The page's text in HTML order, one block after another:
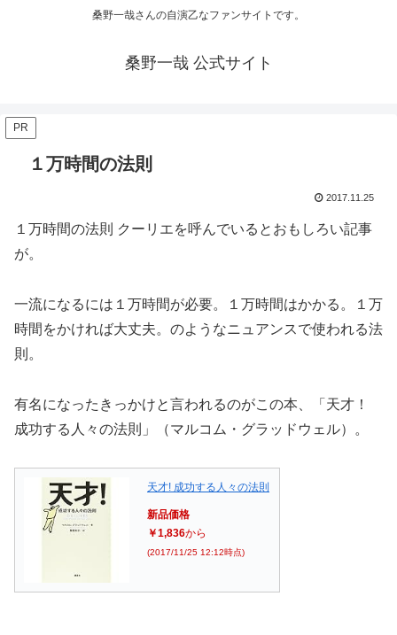
桑野一哉さんの自演乙なファンサイトです。
桑野一哉 公式サイト
PR
１万時間の法則
2017.11.25
１万時間の法則 クーリエを呼んでいるとおもしろい記事
が。
一流になるには１万時間が必要。１万時間はかかる。１万
時間をかければ大丈夫。のようなニュアンスで使われる法
則。
有名になったきっかけと言われるのがこの本、「天才！
成功する人々の法則」（マルコム・グラッドウェル）。
天才! 成功する人々の法則
新品価格
￥1,836から
(2017/11/25 12:12時点)